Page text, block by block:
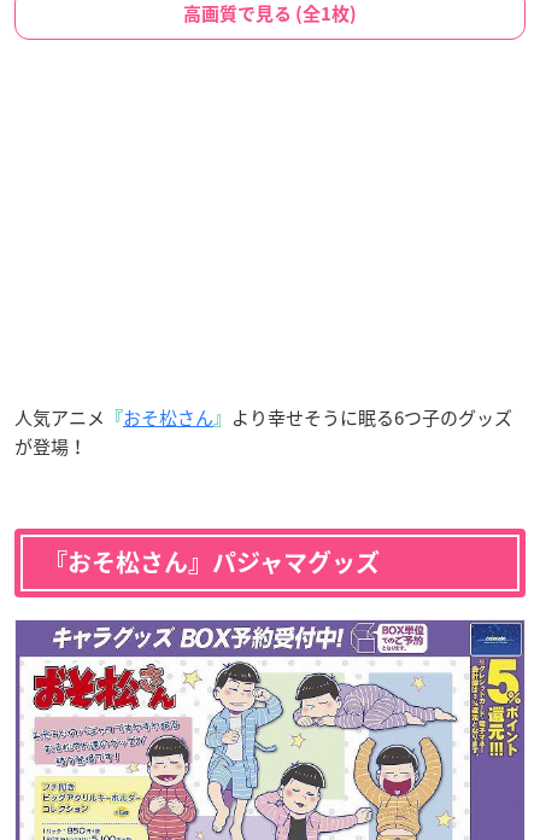
高画質で見る (全1枚)
人気アニメ 『おそ松さん』 より幸せそうに眠る6つ子のグッズ
が登場！
『おそ松さん』パジャマグッズ